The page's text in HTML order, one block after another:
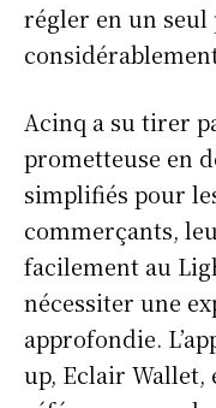
régler en un seul
Acinq a su tirer
prometteuse en
simplifiés pour
commerçants,
facilement au
nécessiter une
approfondie.
up, Eclair Wallet,